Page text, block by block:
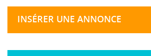
INSÉRER UNE ANNONCE